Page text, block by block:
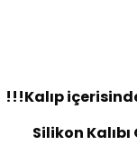
!!!Kalıp
Silikon